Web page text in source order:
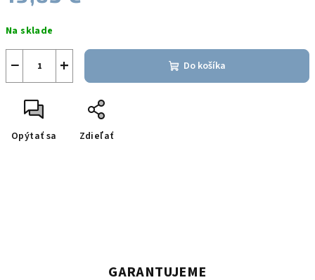
cena:
Na sklade
+
− Do košíka
Opýtať sa Zdieľať
GARANTUJEME